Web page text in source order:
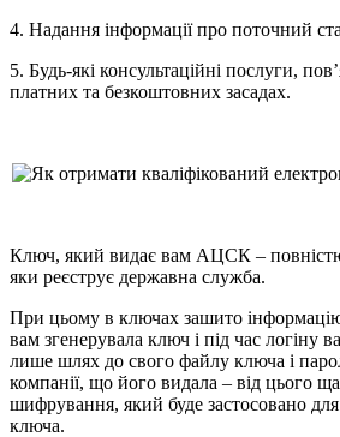
4. Надання інформації про поточний
5. Будь-які консультаційні послуги,
платних та безкоштовних засадах.
Ключ, який видає вам АЦСК – повністю
яки реєструє державна служба.
При цьому в ключах зашито
вам згенерувала ключ і під час логіну
лише шлях до свого файлу ключа і
компанії, що його видала – від цього
шифрування, який буде застосовано
ключа.